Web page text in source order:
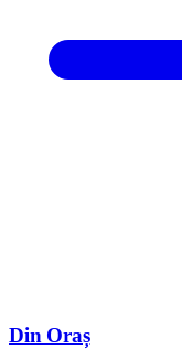
Din Oraș